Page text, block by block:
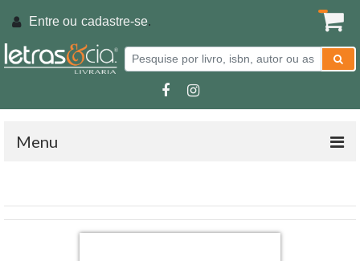
Entre ou cadastre-se.
Menu